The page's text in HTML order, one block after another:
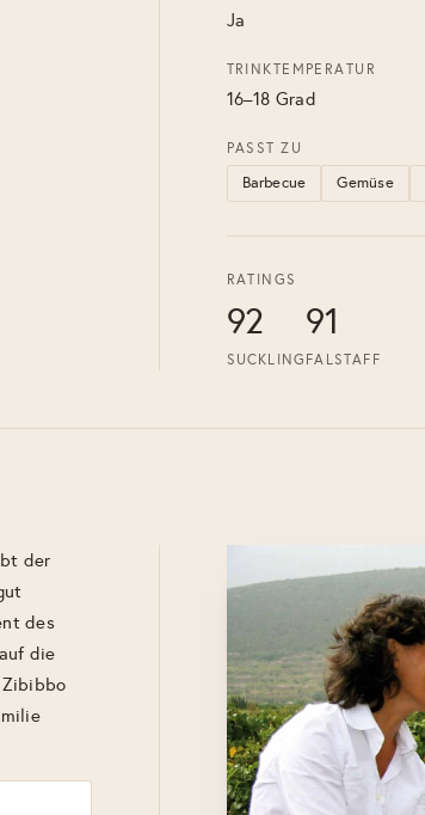
Ja
TRINKTEMPERATUR
16–18 Grad
PASST ZU
Barbecue Gemüse
RATINGS
92
SUCKLING
91
FALSTAFF
der
des
die
Zibibbo